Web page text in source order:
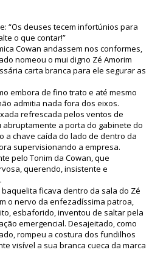
“Os deuses tecem infortúnios para
o que contar!”
Cowan andassem nos conformes,
nomeou o mui digno Zé Amorim
carta branca para ele segurar as
embora de fino trato e até mesmo
admitia nada fora dos eixos.
refrescada pelos ventos de
a porta do gabinete do
a chave caída do lado de dentro da
supervisionando a empresa.
pelo Tonim da Cowan, que
querendo, insistente e
ficava dentro da sala do Zé
o nervo da enfezadíssima patroa,
esbaforido, inventou de saltar pela
emergencial. Desajeitado, como
rompeu a costura dos fundilhos
visível a sua branca cueca da marca